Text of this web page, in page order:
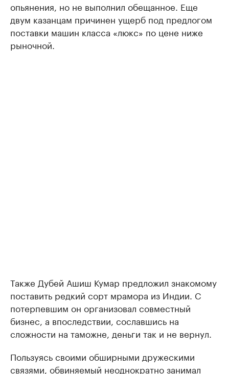
опьянения, но не выполнил обещанное. Еще
двум казанцам причинен ущерб под предлогом
поставки машин класса «люкс» по цене ниже
рыночной.
Также Дубей Ашиш Кумар предложил знакомому
поставить редкий сорт мрамора из Индии. С
потерпевшим он организовал совместный
бизнес, а впоследствии, сославшись на
сложности на таможне, деньги так и не вернул.
Пользуясь своими обширными дружескими
связями, обвиняемый неоднократно занимал